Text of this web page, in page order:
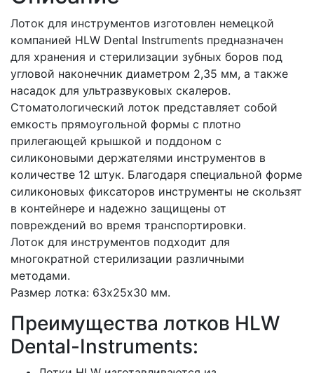
Лоток для инструментов изготовлен немецкой
компанией HLW Dental Instruments предназначен
для хранения и стерилизации зубных боров под
угловой наконечник диаметром 2,35 мм, а также
насадок для ультразвуковых скалеров.
Стоматологический лоток представляет собой
емкость прямоугольной формы с плотно
прилегающей крышкой и поддоном с
силиконовыми держателями инструментов в
количестве 12 штук. Благодаря специальной форме
силиконовых фиксаторов инструменты не скользят
в контейнере и надежно защищены от
повреждений во время транспортировки.
Лоток для инструментов подходит для
многократной стерилизации различными
методами.
Размер лотка: 63х25х30 мм.
Преимущества лотков HLW
Dental-Instruments: